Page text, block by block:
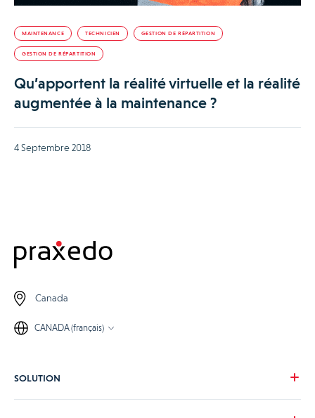
MAINTENANCE TECHNICIEN GESTION DE RÉPARTITION
GESTION DE RÉPARTITION
Qu’apportent la réalité virtuelle et la réalité
augmentée à la maintenance ?
4 Septembre 2018
Canada
CANADA (français)
SOLUTION